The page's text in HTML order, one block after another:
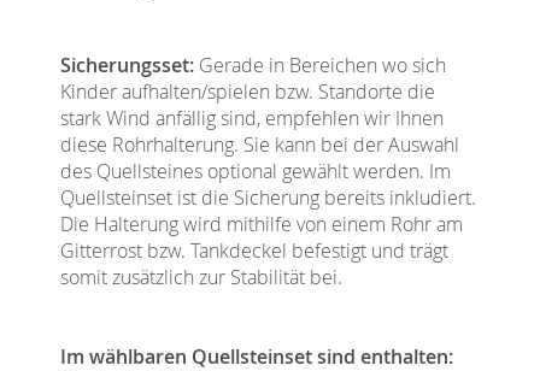
Sicherungsset: Gerade in Bereichen wo sich
Kinder aufhalten/spielen bzw. Standorte die
stark Wind anfällig sind, empfehlen wir Ihnen
diese Rohrhalterung. Sie kann bei der Auswahl
des Quellsteines optional gewählt werden. Im
Quellsteinset ist die Sicherung bereits inkludiert.
Die Halterung wird mithilfe von einem Rohr am
Gitterrost bzw. Tankdeckel befestigt und trägt
somit zusätzlich zur Stabilität bei.
Im wählbaren Quellsteinset sind enthalten: